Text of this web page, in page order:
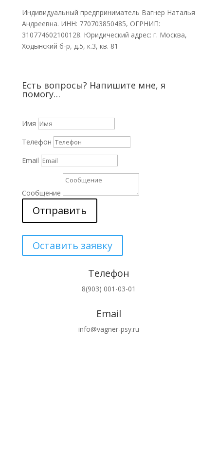
Индивидуальный предприниматель Вагнер Наталья
Андреевна. ИНН: 770703850485, ОГРНИП:
310774602100128. Юридический адрес: г. Москва,
Ходынский б-р, д.5, к.3, кв. 81
Есть вопросы? Напишите мне, я
помогу…
Имя
Телефон
Email
Сообщение
Отправить
Оставить заявку
Телефон
8(903) 001-03-01
Email
info@vagner-psy.ru